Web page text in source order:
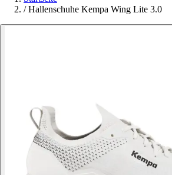
/ Hallenschuhe Kempa Wing Lite 3.0